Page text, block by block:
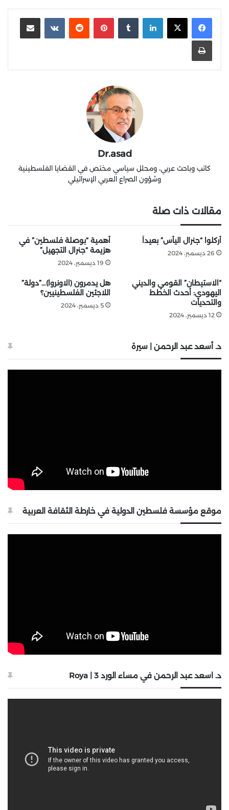
لينكدإن بينتيريست
Dr.asad
كاتب وباحث عربي، ومحلل سياسي مختص في القضايا الفلسطينية
وشؤون الصراع العربي الإسرائيلي
مقالات ذات صلة
أُركلوا “جنرال اليأس” بعيداً
26 ديسمبر، 2024
أهمية “بوصلة فلسطين” في
هزيمة “جنرال التجهيل”
19 ديسمبر، 2024
“الاستيطان” القومي والديني
اليهودي: أحدث الخطط
والتحديات
12 ديسمبر، 2024
هل يدمرون (الاونروا)…”دولة”
اللاجئين الفلسطينيين؟
5 ديسمبر، 2024
د. أسعد عبد الرحمن | سيرة
موقع مؤسسة فلسطين الدولية في خارطة الثقافة العربية
د. اسعد عبد الرحمن في مساء الورد 3 | Roya